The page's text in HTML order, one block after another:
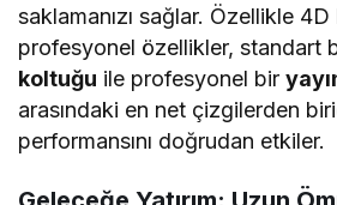
saklamanızı sağlar. Özellikle
profesyonel özellikler, standart
koltuğu ile profesyonel bir
arasındaki en net çizgilerden
performansını doğrudan etkiler.